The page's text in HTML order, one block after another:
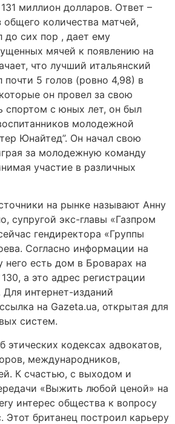
миллион долларов. Ответ –
общего количества матчей,
до сих пор , дает ему
мячей к появлению на
что лучший итальянский
почти 5 голов (ровно 4,98) в
он провел за свою
спортом с юных лет, он был
молодежной
Юнайтед”. Он начал свою
за молодежную команду
участие в различных
на рынке называют Анну
супругой экс-главы «Газпром
гендиректора «Группы
Согласно информации на
него есть дом в Броварах на
а это адрес регистрации
интернет-изданий
на Gazeta.ua, открытая для
систем.
этических кодексах адвокатов,
международников,
К счастью, с выходом и
«Выжить любой ценой» на
интерес общества к вопросу
Этот британец построил карьеру